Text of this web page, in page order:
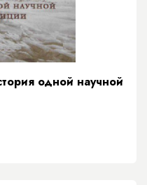
одной научной